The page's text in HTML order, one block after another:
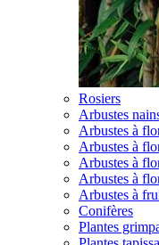
Rosiers
Arbustes
Arbustes à
Arbustes à
Arbustes à
Arbustes à
Arbustes à
Conifères
Plantes